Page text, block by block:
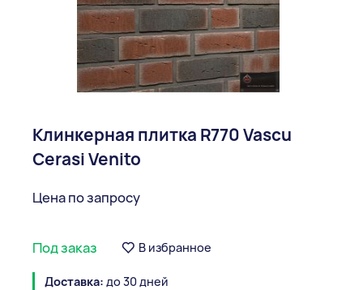
Клинкерная плитка R770 Vascu
Cerasi Venito
Цена по запросу
Под заказ В избранное
Доставка: до 30 дней